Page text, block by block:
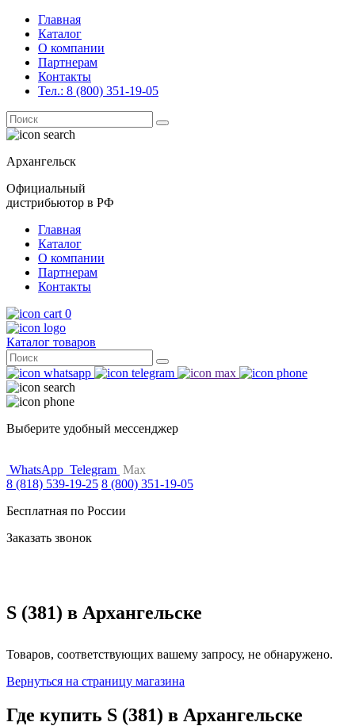
Главная
Каталог
О компании
Партнерам
Контакты
Тел.: 8 (800) 351-19-05
Поиск
for:
Архангельск
Официальный
дистрибьютор в РФ
Главная
Каталог
О компании
Партнерам
Контакты
0
Каталог товаров
Поиск
for:
Выберите удобный мессенджер
WhatsApp Telegram Max
8 (818) 539-19-25 8 (800) 351-19-05
Бесплатная по России
Заказать звонок
S (381) в Архангельске
Товаров, соответствующих вашему запросу, не обнаружено.
Вернуться на страницу магазина
Где купить S (381) в Архангельске